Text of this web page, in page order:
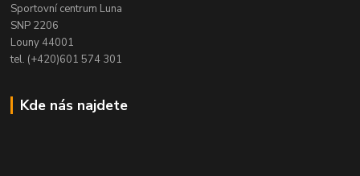
Sportovní centrum Luna
SNP 2206
Louny 44001
tel. (+420)601 574 301
Kde nás najdete